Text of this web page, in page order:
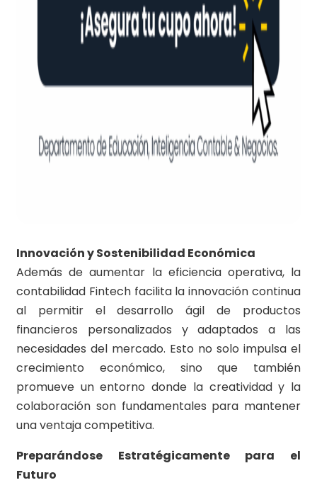
Innovación y Sostenibilidad Económica
Además de aumentar la eficiencia operativa, la
contabilidad Fintech facilita la innovación continua
al permitir el desarrollo ágil de productos
financieros personalizados y adaptados a las
necesidades del mercado. Esto no solo impulsa el
crecimiento económico, sino que también
promueve un entorno donde la creatividad y la
colaboración son fundamentales para mantener
una ventaja competitiva.
Preparándose Estratégicamente para el
Futuro